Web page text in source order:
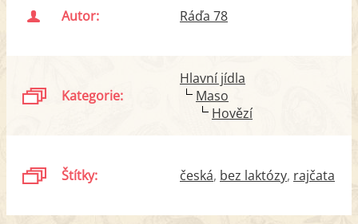
Autor: Ráďa 78
Kategorie:
Hlavní jídla
Maso
Hovězí
Štítky: česká bez laktózy rajčata